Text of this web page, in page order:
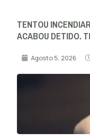
TENTOU
ACABOU DETIDO.
Agosto 5, 2026